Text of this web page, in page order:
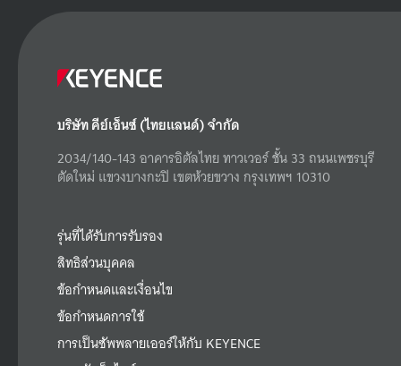
บริษัท คีย์เอ็นซ์ (ไทยแลนด์) จำกัด
2034/140-143 อาคารอิตัลไทย ทาวเวอร์ ชั้น 33 ถนนเพชรบุรี
ตัดใหม่ แขวงบางกะปิ เขตห้วยขวาง กรุงเทพฯ 10310
รุ่นที่ได้รับการรับรอง
สิทธิส่วนบุคคล
ข้อกำหนดและเงื่อนไข
ข้อกำหนดการใช้
การเป็นซัพพลายเออร์ให้กับ KEYENCE